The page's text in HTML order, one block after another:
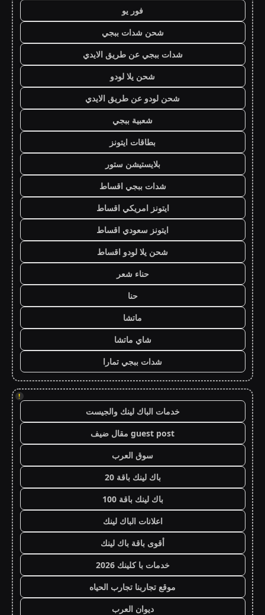
فور يو
شحن شدات ببجي
شدات ببجي عن طريق الايدي
شحن يلا لودو
شحن لودو عن طريق الايدي
شعبية ببجي
بطاقات ايتونز
بلايستيشن ستور
شدات ببجي اقساط
ايتونز امريكي اقساط
ايتونز سعودي اقساط
شحن يلا لودو اقساط
حناء شعر
حنا
ماتشا
شاي ماتشا
شدات ببجي تمارا
!
خدمات الباك لينك والجيست
guest post مقال ضيف
سوق العرب
باك لينك باقة 20
باك لينك باقة 100
اعلانات الباك لينك
أقوى باقة باك لينك
خدمات با كلينك 2026
موقع تجاربنا تجارب الحياه
ديوان العرب